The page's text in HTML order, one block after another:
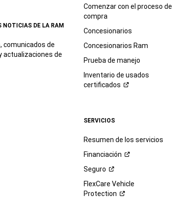
NOTICIAS DE LA RAM
comunicados de
actualizaciones de
Comenzar con el proceso de
compra
Concesionarios
Concesionarios Ram
Prueba de manejo
Inventario de usados
certificados
SERVICIOS
Resumen de los servicios
Financiación
Seguro
FlexCare Vehicle
Protection